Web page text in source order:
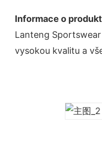
Informace o
Lanteng
vysokou kvalitu a